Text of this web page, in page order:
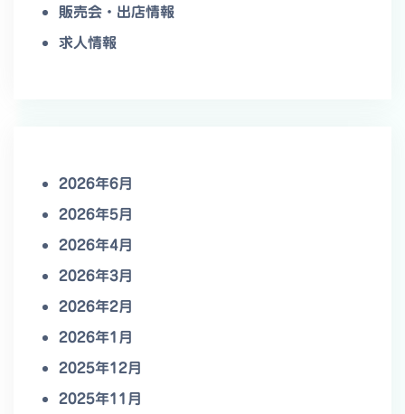
販売会・出店情報
求人情報
2026年6月
2026年5月
2026年4月
2026年3月
2026年2月
2026年1月
2025年12月
2025年11月